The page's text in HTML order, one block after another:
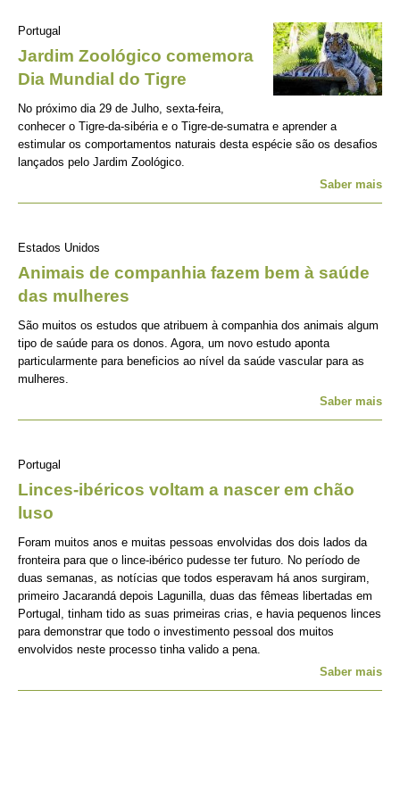
Portugal
Jardim Zoológico comemora
Dia Mundial do Tigre
No próximo dia 29 de Julho, sexta-feira,
conhecer o Tigre-da-sibéria e o Tigre-de-sumatra e aprender a
estimular os comportamentos naturais desta espécie são os desafios
lançados pelo Jardim Zoológico.
Saber mais
Estados Unidos
Animais de companhia fazem bem à saúde
das mulheres
São muitos os estudos que atribuem à companhia dos animais algum
tipo de saúde para os donos. Agora, um novo estudo aponta
particularmente para beneficios ao nível da saúde vascular para as
mulheres.
Saber mais
Portugal
Linces-ibéricos voltam a nascer em chão
luso
Foram muitos anos e muitas pessoas envolvidas dos dois lados da
fronteira para que o lince-ibérico pudesse ter futuro. No período de
duas semanas, as notícias que todos esperavam há anos surgiram,
primeiro Jacarandá depois Lagunilla, duas das fêmeas libertadas em
Portugal, tinham tido as suas primeiras crias, e havia pequenos linces
para demonstrar que todo o investimento pessoal dos muitos
envolvidos neste processo tinha valido a pena.
Saber mais